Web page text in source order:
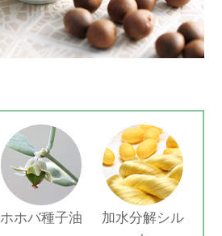
ホホバ種子油
加水分解シル